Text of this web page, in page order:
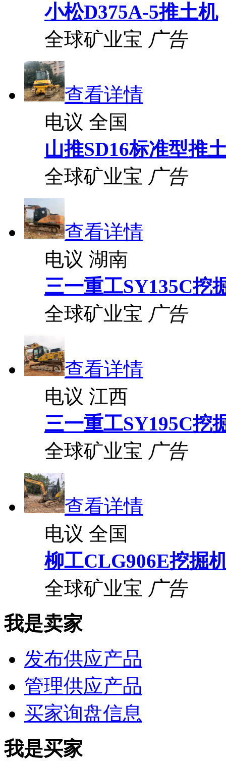
小松D375A-5推土机
全球矿业宝 广告
查看详情
电议 全国
山推SD16标准型推
全球矿业宝 广告
查看详情
电议 湖南
三一重工SY135C挖
全球矿业宝 广告
查看详情
电议 江西
三一重工SY195C挖
全球矿业宝 广告
查看详情
电议 全国
柳工CLG906E挖掘
全球矿业宝 广告
我是卖家
发布供应产品
管理供应产品
买家询盘信息
我是买家